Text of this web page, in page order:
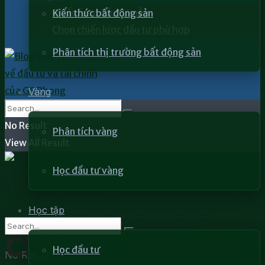
Kiến thức bất động sản
Phân tích thị trường bất động sản
Vàng
Phân tích vàng
Học đầu tư vàng
Học tập
Học đầu tư
Chiến lược đầu tư mẫu
No Result
View All Result
No Result
Chỉ báo Ichimoku